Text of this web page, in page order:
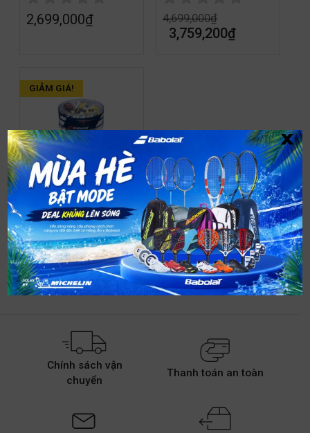
2,699,000₫ 4,699,000₫
3,759,200₫
GIẢM GIÁ!
Custom Damp X48
2,199,000₫
1,121,490₫
Chính sách vận
chuyển
Thanh toán an toàn
x